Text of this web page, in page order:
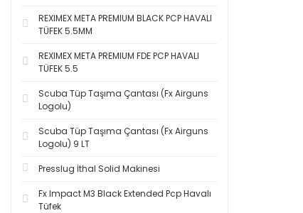
REXIMEX META PREMIUM BLACK PCP HAVALI
TÜFEK 5.5MM
REXIMEX META PREMIUM FDE PCP HAVALI
TÜFEK 5.5
Scuba Tüp Taşıma Çantası (Fx Airguns
Logolu)
Scuba Tüp Taşıma Çantası (Fx Airguns
Logolu) 9 LT
Presslug İthal Solid Makinesi
Fx Impact M3 Black Extended Pcp Havalı
Tüfek